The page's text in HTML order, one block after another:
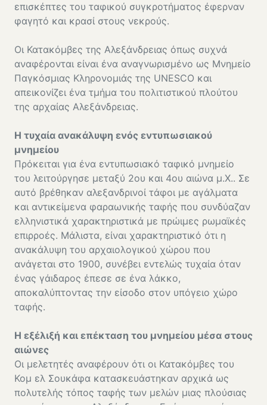
επισκέπτες του ταφικού συγκροτήματος έφερναν
φαγητό και κρασί στους νεκρούς.
Οι Κατακόμβες της Αλεξάνδρειας όπως συχνά
αναφέρονται είναι ένα αναγνωρισμένο ως Μνημείο
Παγκόσμιας Κληρονομιάς της UNESCO και
απεικονίζει ένα τμήμα του πολιτιστικού πλούτου
της αρχαίας Αλεξάνδρειας.
Η τυχαία ανακάλυψη ενός εντυπωσιακού
μνημείου
Πρόκειται για ένα εντυπωσιακό ταφικό μνημείο
του λειτούργησε μεταξύ 2ου και 4ου αιώνα μ.Χ.. Σε
αυτό βρέθηκαν αλεξανδρινοί τάφοι με αγάλματα
και αντικείμενα φαραωνικής ταφής που συνδύαζαν
ελληνιστικά χαρακτηριστικά με πρώιμες ρωμαϊκές
επιρροές. Μάλιστα, είναι χαρακτηριστικό ότι η
ανακάλυψη του αρχαιολογικού χώρου που
ανάγεται στο 1900, συνέβει εντελώς τυχαία όταν
ένας γάιδαρος έπεσε σε ένα λάκκο,
αποκαλύπτοντας την είσοδο στον υπόγειο χώρο
ταφής.
Η εξέλιξή και επέκταση του μνημείου μέσα στους
αιώνες
Οι μελετητές αναφέρουν ότι οι Κατακόμβες του
Κομ ελ Σουκάφα κατασκευάστηκαν αρχικά ως
πολυτελής τόπος ταφής των μελών μιας πλούσιας